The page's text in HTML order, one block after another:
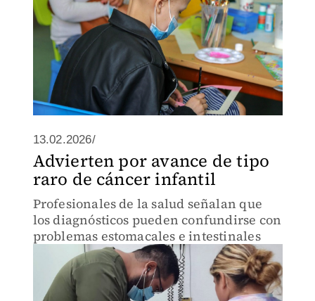
13.02.2026/
Advierten por avance de tipo
raro de cáncer infantil
Profesionales de la salud señalan que
los diagnósticos pueden confundirse con
problemas estomacales e intestinales